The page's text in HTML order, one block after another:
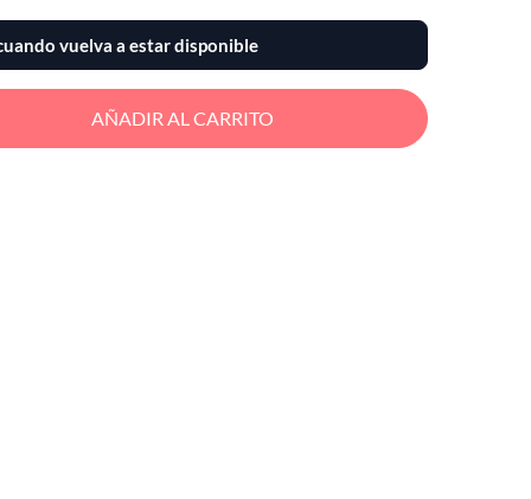
vuelva a estar disponible
AÑADIR AL CARRITO